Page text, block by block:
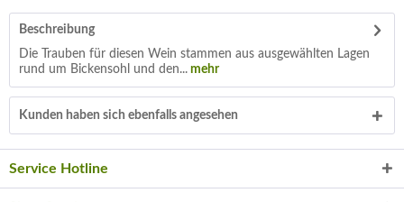
Beschreibung
Die Trauben für diesen Wein stammen aus ausgewählten Lagen
rund um Bickensohl und den... mehr
Kunden haben sich ebenfalls angesehen
Service Hotline